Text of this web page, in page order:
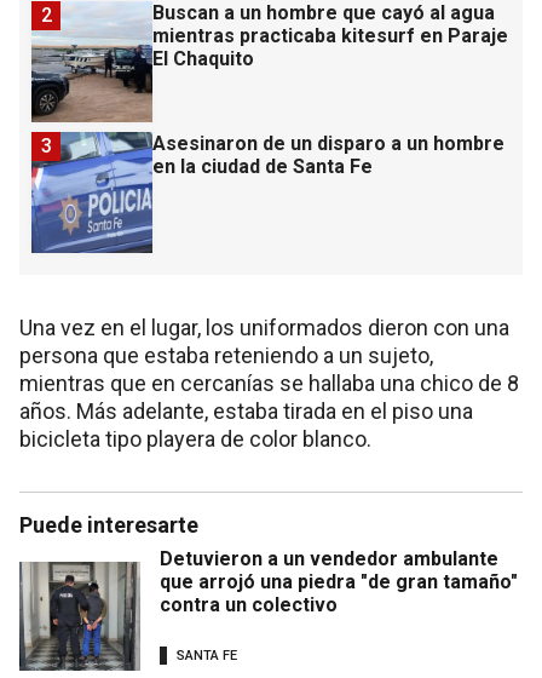
Buscan a un hombre que cayó al agua
mientras practicaba kitesurf en Paraje
El Chaquito
2
Asesinaron de un disparo a un hombre
en la ciudad de Santa Fe
3
Una vez en el lugar, los uniformados dieron con una
persona que estaba reteniendo a un sujeto,
mientras que en cercanías se hallaba una chico de 8
años. Más adelante, estaba tirada en el piso una
bicicleta tipo playera de color blanco.
Puede interesarte
Detuvieron a un vendedor ambulante
que arrojó una piedra "de gran tamaño"
contra un colectivo
SANTA FE